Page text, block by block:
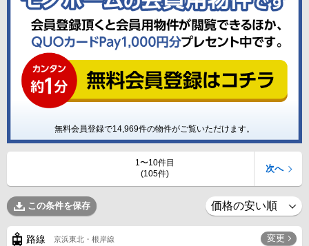
無料会員登録で14,969件の物件がご覧いただけます。
1〜10件目
(105件)
次へ
この条件を保存
路線 京浜東北・根岸線 変更